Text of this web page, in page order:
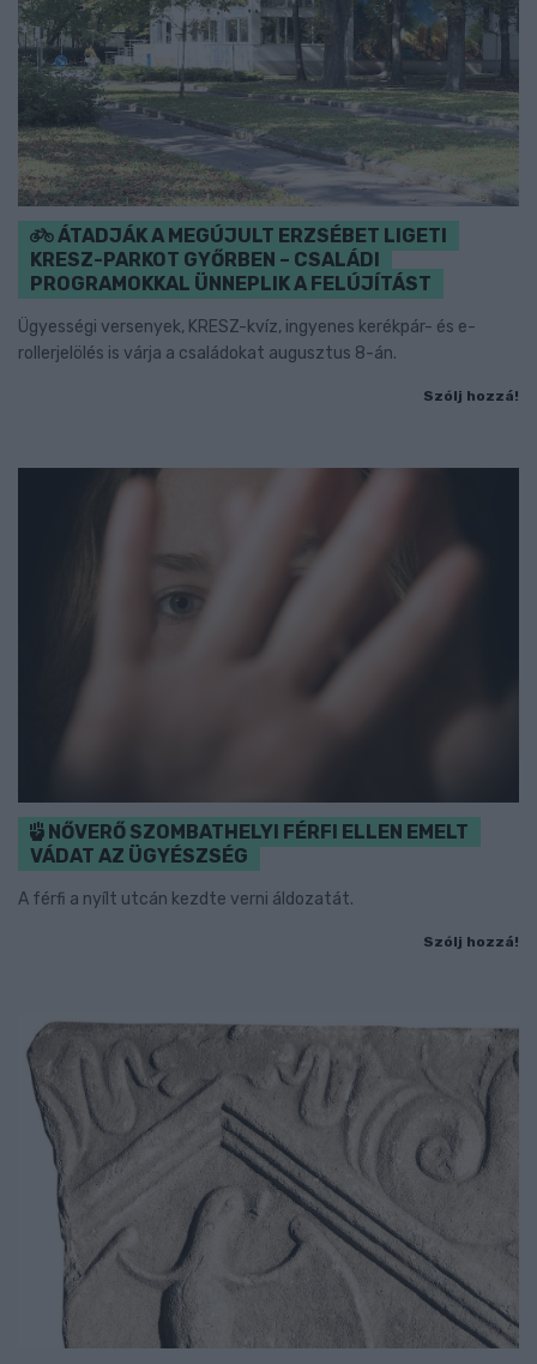
ÁTADJÁK A MEGÚJULT ERZSÉBET LIGETI
KRESZ-PARKOT GYŐRBEN – CSALÁDI
PROGRAMOKKAL ÜNNEPLIK A FELÚJÍTÁST
Ügyességi versenyek, KRESZ-kvíz, ingyenes kerékpár- és e-
rollerjelölés is várja a családokat augusztus 8-án.
Szólj hozzá!
NŐVERŐ SZOMBATHELYI FÉRFI ELLEN EMELT
VÁDAT AZ ÜGYÉSZSÉG
A férfi a nyílt utcán kezdte verni áldozatát.
Szólj hozzá!